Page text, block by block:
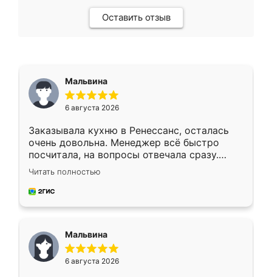
Оставить отзыв
Мальвина
6 августа 2026
Заказывала кухню в Ренессанс, осталась
очень довольна. Менеджер всё быстро
посчитала, на вопросы отвечала сразу.
Замерщик приехал в субботу, подошёл к
делу со всей ответственностью. Собрали
за день, ребята работали аккуратно, даже
Читать полностью
Мальвина
6 августа 2026